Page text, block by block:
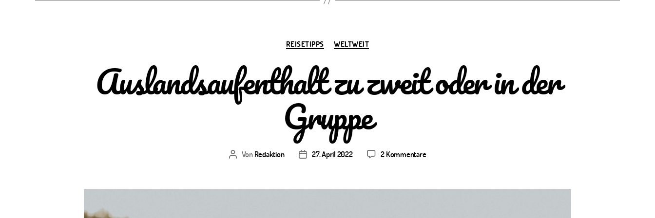
Kategorien
REISETIPPS WELTWEIT
Auslandsaufenthalt zu zweit oder in der
Gruppe
Beitragsautor
VonRedaktion Veröffentlichungsdatum
27. April 2022 2 Kommentarezu
zweit